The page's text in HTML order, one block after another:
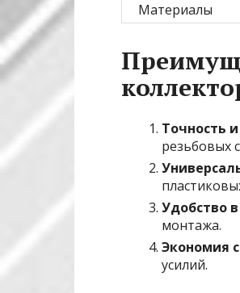
Материалы
Точность
резьбовых
Удобство
монтажа.
Экономия
усилий.